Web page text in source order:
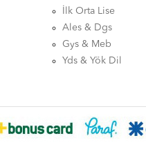
İlk Orta Lise
Ales & Dgs
Gys & Meb
Yds & Yök Dil